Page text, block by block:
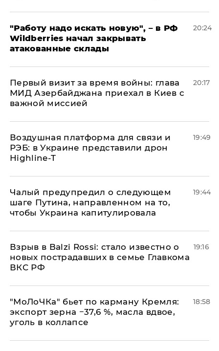
"Работу надо искать новую", – в РФ
Wildberries начал закрывать
атакованные склады
20:24
Первый визит за время войны: глава
МИД Азербайджана приехал в Киев с
важной миссией
20:17
Воздушная платформа для связи и
РЭБ: в Украине представили дрон
Highline-T
19:49
Чалый предупредил о следующем
шаге Путина, направленном на то,
чтобы Украина капитулировала
19:44
Взрыв в Balzi Rossi: стало известно о
новых пострадавших в семье Главкома
ВКС РФ
19:16
​"МоЛоЧКа" бьет по карману Кремля:
экспорт зерна −37,6 %, масла вдвое,
уголь в коллапсе
18:58